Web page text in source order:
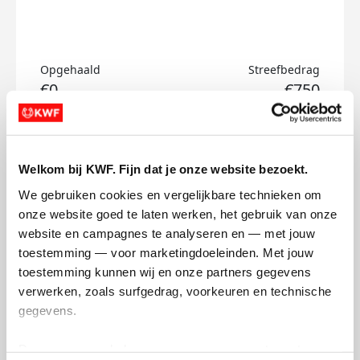
Welkom bij KWF. Fijn dat je onze website bezoekt.
We gebruiken cookies en vergelijkbare technieken om
onze website goed te laten werken, het gebruik van onze
website en campagnes te analyseren en — met jouw
toestemming — voor marketingdoeleinden. Met jouw
toestemming kunnen wij en onze partners gegevens
verwerken, zoals surfgedrag, voorkeuren en technische
gegevens.
Opgehaald
€0
Streefbedrag
€750
Doneer
Firdaouss's badges